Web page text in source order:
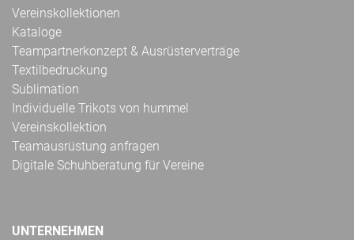
Vereinskollektionen
Kataloge
Teampartnerkonzept & Ausrüsterverträge
Textilbedruckung
Sublimation
Individuelle Trikots von hummel
Vereinskollektion
Teamausrüstung anfragen
Digitale Schuhberatung für Vereine
UNTERNEHMEN